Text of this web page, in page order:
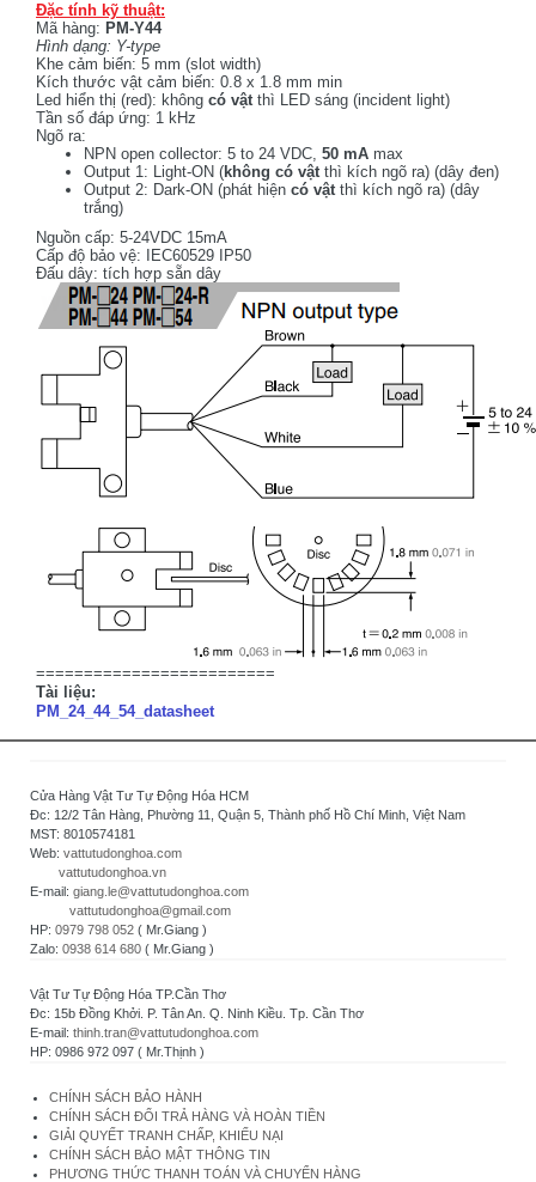
Đặc tính kỹ thuật:
Mã hàng: PM-Y44
Hình dạng: Y-type
Khe cảm biến: 5 mm (slot width)
Kích thước vật cảm biến: 0.8 x 1.8 mm min
Led hiển thị (red): không có vậtthì LED sáng (incident light)
Tần số đáp ứng: 1 kHz
Ngõ ra:
NPN open collector: 5 to 24 VDC, 50 mA max
Output 1: Light-ON (không có vậtthì kích ngõ ra) (dây đen)
Output 2: Dark-ON (phát hiện có vậtthì kích ngõ ra) (dây
trắng)
Nguồn cấp: 5-24VDC 15mA
Cấp độ bảo vệ: IEC60529 IP50
Đấu dây: tích hợp sẵn dây
=========================
Tài liệu:
PM_24_44_54_datasheet
Cửa Hàng Vật Tư Tự Động Hóa HCM
Đc: 12/2 Tân Hàng, Phường 11, Quận 5, Thành phố Hồ Chí Minh, Việt Nam
MST: 8010574181
Web: vattutudonghoa.com
vattutudonghoa.vn
E-mail: giang.le@vattutudonghoa.com
vattutudonghoa@gmail.com
HP: 0979 798 052 ( Mr.Giang )
Zalo: 0938 614 680 ( Mr.Giang )
Vật Tư Tự Động Hóa TP.Cần Thơ
Đc: 15b Đồng Khởi. P. Tân An. Q. Ninh Kiều. Tp. Cần Thơ
E-mail: thinh.tran@vattutudonghoa.com
HP: 0986 972 097 ( Mr.Thịnh )
CHÍNH SÁCH BẢO HÀNH
CHÍNH SÁCH ĐỔI TRẢ HÀNG VÀ HOÀN TIỀN
GIẢI QUYẾT TRANH CHẤP, KHIẾU NẠI
CHÍNH SÁCH BẢO MẬT THÔNG TIN
PHƯƠNG THỨC THANH TOÁN VÀ CHUYỂN HÀNG